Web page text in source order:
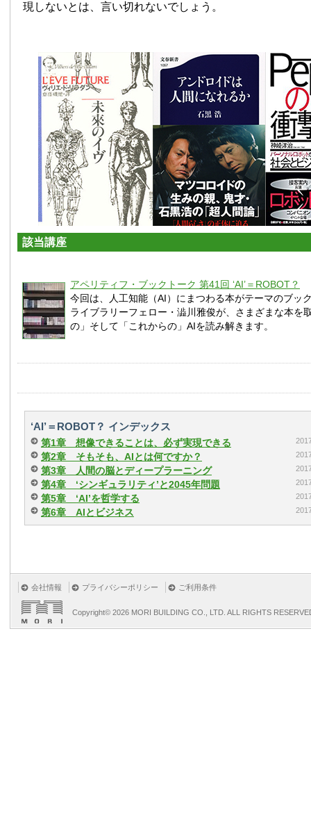
現しないとは、言い切れないでしょう。
該当講座
アペリティフ・ブックトーク 第41回 ‘AI’＝ROBOT？
今回は、人工知能（AI）にまつわる本がテーマのブッ
ライブラリーフェロー・澁川雅俊が、さまざまな本を
の」そして「これからの」AIを読み解きます。
‘AI’＝ROBOT？ インデックス
第1章 想像できることは、必ず実現できる
第2章 そもそも、AIとは何ですか？
第3章 人間の脳とディープラーニング
第4章 ‘シンギュラリティ’と2045年問題
第5章 ‘AI’を哲学する
第6章 AIとビジネス
会社情報 プライバシーポリシー ご利用条件
Copyright© 2026 MORI BUILDING CO., LTD. ALL RIGHTS